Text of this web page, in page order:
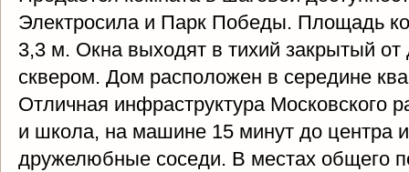
Электросила и Парк Победы. Площадь
3,3 м. Окна выходят в тихий закрытый
сквером. Дом расположен в середине
Отличная инфраструктура Московского
и школа, на машине 15 минут до центра
дружелюбные соседи. В местах общего